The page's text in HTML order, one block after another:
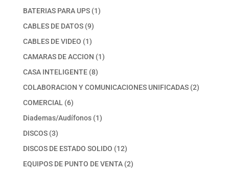
BATERIAS PARA UPS 11
CABLES DE DATOS 99
productos
CABLES DE VIDEO 11
producto
CAMARAS DE ACCION 11
CASA INTELIGENTE 88
productos
COLABORACION Y COMUNICACIONES UNIFICADAS 22
COMERCIAL 66
productos
Diademas/Audífonos 11
DISCOS 33
productos
DISCOS DE ESTADO SOLIDO 1212
productos
EQUIPOS DE PUNTO DE VENTA 22